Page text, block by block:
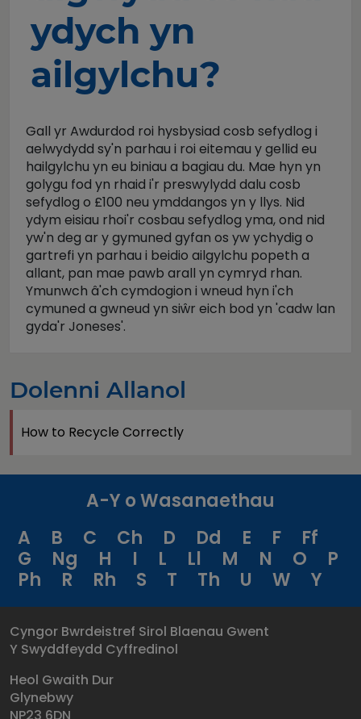
ydych yn
ailgylchu?
Gall yr Awdurdod roi hysbysiad cosb sefydlog i
aelwydydd sy'n parhau i roi eitemau y gellid eu
hailgylchu yn eu biniau a bagiau du. Mae hyn yn
golygu fod yn rhaid i'r preswylydd dalu cosb
sefydlog o £100 neu ymddangos yn y llys. Nid
ydym eisiau rhoi'r cosbau sefydlog yma, ond nid
yw'n deg ar y gymuned gyfan os yw ychydig o
gartrefi yn parhau i beidio ailgylchu popeth a
allant, pan mae pawb arall yn cymryd rhan.
Ymunwch â'ch cymdogion i wneud hyn i'ch
cymuned a gwneud yn siŵr eich bod yn 'cadw lan
gyda'r Joneses'.
Dolenni Allanol
How to Recycle Correctly
A-Y o Wasanaethau
A
B C Ch D Dd E F
Ff
G
Ng H I L Ll M N O
P
Ph
R Rh S T Th U W Y
Cyngor Bwrdeistref Sirol Blaenau Gwent
Y Swyddfeydd Cyffredinol
Heol Gwaith Dur
Glynebwy